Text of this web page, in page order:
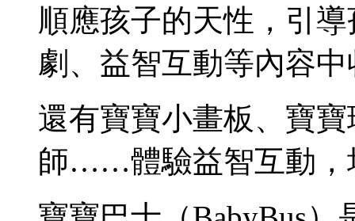
順應孩子的天性，引
劇、益智互動等內容
還有寶寶小畫板、寶
師……體驗益智互動，